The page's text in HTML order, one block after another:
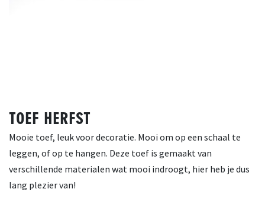
TOEF HERFST
Mooie toef, leuk voor decoratie. Mooi om op een schaal te
leggen, of op te hangen. Deze toef is gemaakt van
verschillende materialen wat mooi indroogt, hier heb je dus
lang plezier van!